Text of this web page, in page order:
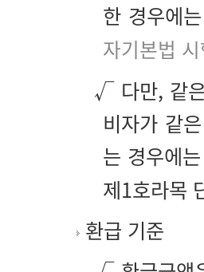
한 경우에
자기본법
√ 다만, 같
비자가 같
는 경우에
제1호라목
환급 기준